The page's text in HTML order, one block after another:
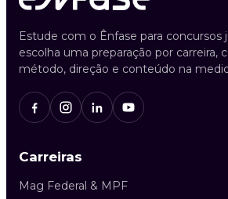
Estude com o Ênfase para concursos
escolha uma preparação por carreira,
método, direção e conteúdo na
Carreiras
Mag Federal & MPF